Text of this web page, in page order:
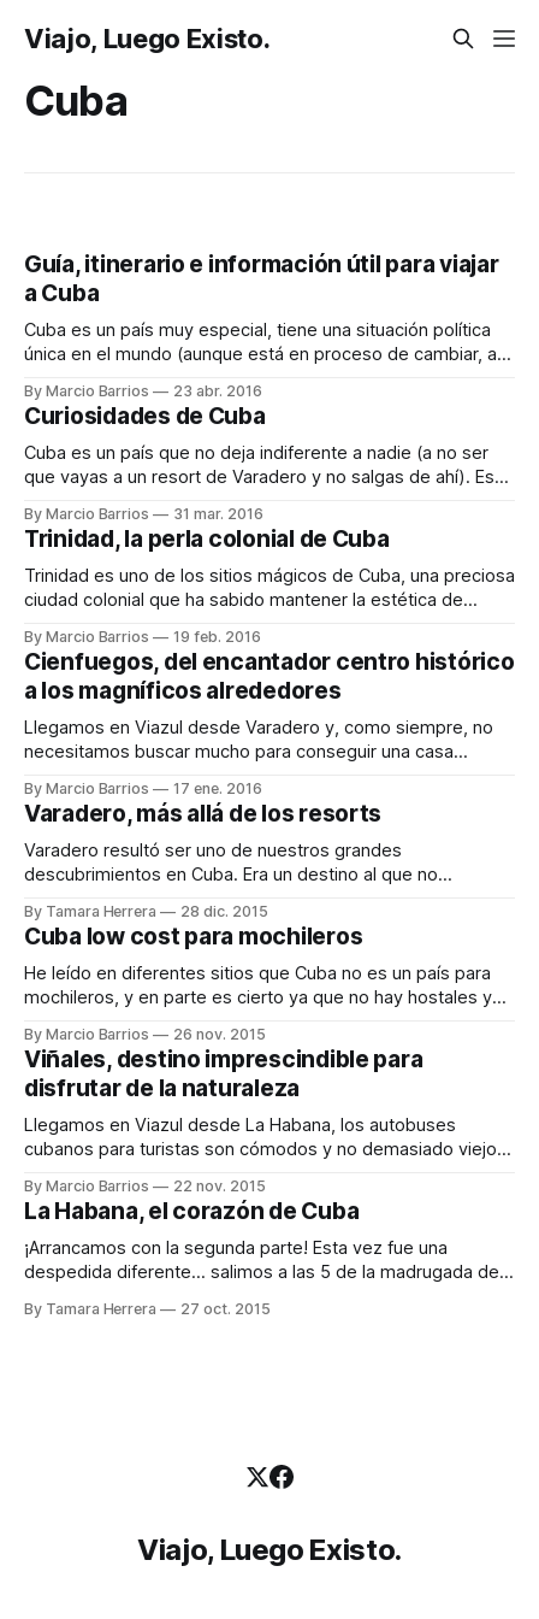
Viajo, Luego Existo.
Cuba
Guía, itinerario e información útil para viajar
a Cuba
Cuba es un país muy especial, tiene una situación política
única en el mundo (aunque está en proceso de cambiar, así
muy peculiar. Cuba tiene fama principalmente por sus
playas, en especial Varadero y
By Marcio Barrios 23 abr. 2016
Curiosidades de Cuba
Cuba es un país que no deja indiferente a nadie (a no ser
que vayas a un resort de Varadero y no salgas de ahí). Es
aquí os cuento algunas cosas sin mucho orden que me
resultaron curiosas o interesantes. * Cuba
By Marcio Barrios 31 mar. 2016
Trinidad, la perla colonial de Cuba
Trinidad es uno de los sitios mágicos de Cuba, una preciosa
ciudad colonial que ha sabido mantener la estética de
y comercios con encanto. Hoy en día es una pequeña
ciudad de visita imprescindible en cualquier ruta por Cuba,
de hecho
By Marcio Barrios 19 feb. 2016
Cienfuegos, del encantador centro histórico
a los magníficos alrededores
Llegamos en Viazul desde Varadero y, como siempre, no
necesitamos buscar mucho para conseguir una casa
nos ofreció su casa, estaba bastante cerca de la estación,
fuimos a verla y nos gustó, era una casa colonial con techos
By Marcio Barrios 17 ene. 2016
Varadero, más allá de los resorts
Varadero resultó ser uno de nuestros grandes
descubrimientos en Cuba. Era un destino al que no
principio por varias razones: por un lado habíamos leído que
no había cosas muy interesantes que ver/hacer a
excepción de su playa y por
By Tamara Herrera 28 dic. 2015
Cuba low cost para mochileros
He leído en diferentes sitios que Cuba no es un país para
mochileros, y en parte es cierto ya que no hay hostales y
este post comparto algunos consejos para que sea mucho
más barato de lo que te
By Marcio Barrios 26 nov. 2015
Viñales, destino imprescindible para
disfrutar de la naturaleza
Llegamos en Viazul desde La Habana, los autobuses
cubanos para turistas son cómodos y no demasiado viejos,
ya pudimos admirar el magnífico paisaje en el que se
encuentra este pequeño pueblo, rodeado de valles y
mogotes (montañas escarpadas que me
By Marcio Barrios 22 nov. 2015
La Habana, el corazón de Cuba
¡Arrancamos con la segunda parte! Esta vez fue una
despedida diferente... salimos a las 5 de la madrugada de
las habíamos ido haciendo los días anteriores, yo
By Tamara Herrera 27 oct. 2015
Viajo, Luego Existo.